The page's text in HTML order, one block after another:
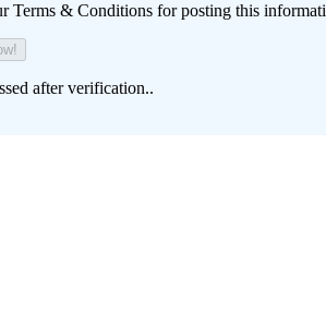
Terms & Conditions for posting this
after verification..